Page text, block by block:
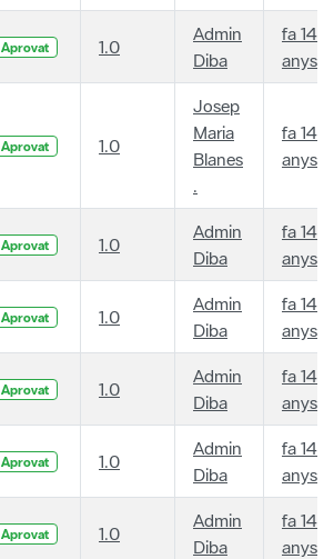
Aprovat 1.0
Admin
Diba
fa 14
anys
Aprovat 1.0
Josep
Maria
Blanes
.
fa 14
anys
Aprovat 1.0
Admin
Diba
fa 14
anys
Aprovat 1.0
Admin
Diba
fa 14
anys
Aprovat 1.0
Admin
Diba
fa 14
anys
Aprovat 1.0
Admin
Diba
fa 14
anys
Aprovat 1.0
Admin
Diba
fa 14
anys